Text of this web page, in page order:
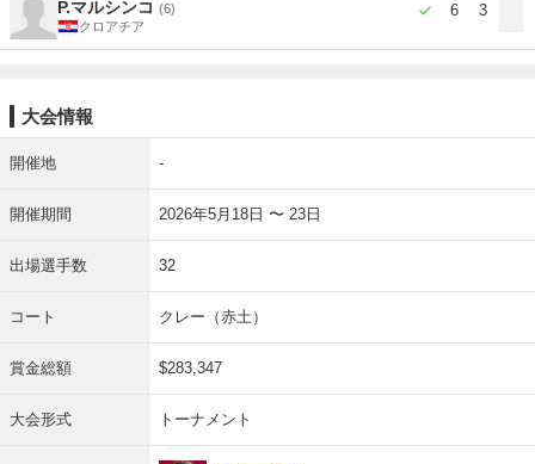
P.マルシンコ (6)
クロアチア
6 3
大会情報
開催地 -
開催期間 2026年5月18日 〜 23日
出場選手数 32
コート クレー（赤土）
賞金総額 $283,347
大会形式 トーナメント